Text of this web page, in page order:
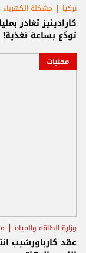
تركيا مشكلة الكهرباء
تودّع بساعة تغذية!
محليات
وزارة الطاقة والمياه